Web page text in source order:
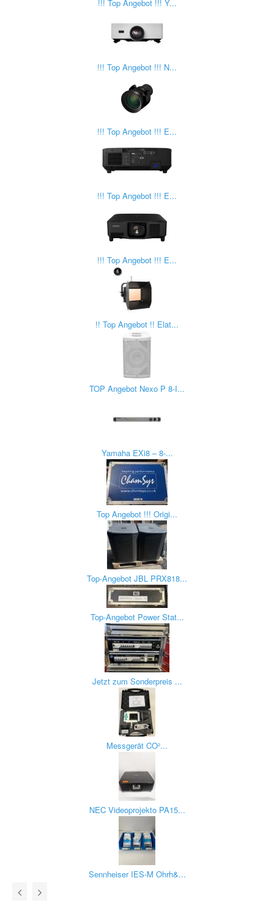
!!! Top Angebot !!! Y...
!!! Top Angebot !!! N...
!!! Top Angebot !!! E...
!!! Top Angebot !!! E...
!!! Top Angebot !!! E...
!! Top Angebot !! Elat...
TOP Angebot Nexo P 8-I...
Yamaha EXi8 – 8-...
Top Angebot !!! Origi...
Top-Angebot JBL PRX818...
Top-Angebot Power Stat...
Jetzt zum Sonderpreis ...
Messgerät CO²...
NEC Videoprojekto PA15...
Sennheiser IES-M Ohrh&...